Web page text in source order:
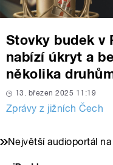
Stovky budek v
nabízí úkryt a
několika
13. březen 2025 11:19
Zprávy z jižních Čech
Největší audioportál